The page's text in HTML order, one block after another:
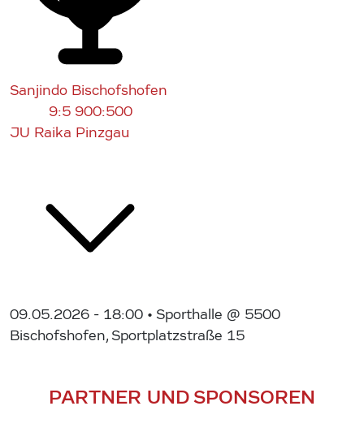
Sanjindo Bischofshofen
9:5 900:500
JU Raika Pinzgau
09.05.2026 - 18:00 • Sporthalle @ 5500
Bischofshofen, Sportplatzstraße 15
PARTNER UND SPONSOREN